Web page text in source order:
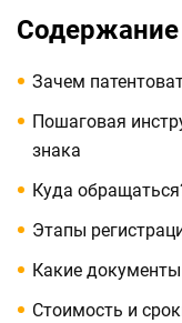
Содержание
Зачем
Пошаговая
знака
Куда
Этапы
Какие
Стоимость и